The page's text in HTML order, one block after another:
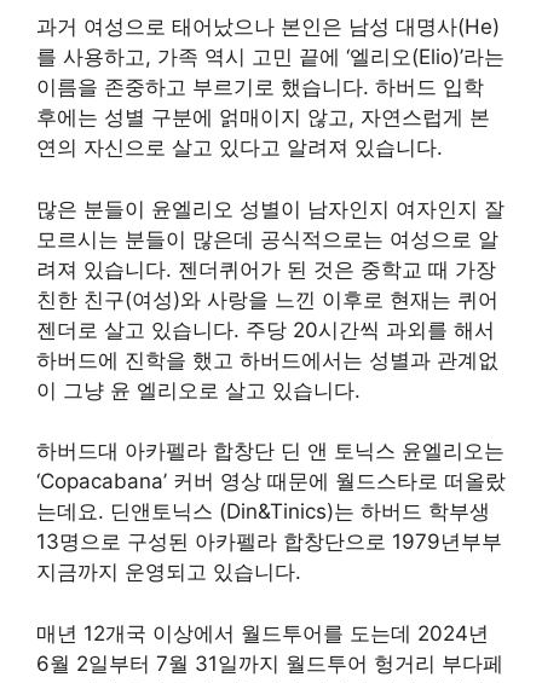
과거 여성으로 태어났으나 본인은 남성 대명사(He)
를 사용하고, 가족 역시 고민 끝에 ‘엘리오(Elio)’라는
이름을 존중하고 부르기로 했습니다. 하버드 입학
후에는 성별 구분에 얽매이지 않고, 자연스럽게 본
연의 자신으로 살고 있다고 알려져 있습니다.
많은 분들이 윤엘리오 성별이 남자인지 여자인지 잘
모르시는 분들이 많은데 공식적으로는 여성으로 알
려져 있습니다. 젠더퀴어가 된 것은 중학교 때 가장
친한 친구(여성)와 사랑을 느낀 이후로 현재는 퀴어
젠더로 살고 있습니다. 주당 20시간씩 과외를 해서
하버드에 진학을 했고 하버드에서는 성별과 관계없
이 그냥 윤 엘리오로 살고 있습니다.
하버드대 아카펠라 합창단 딘 앤 토닉스 윤엘리오는
‘Copacabana’ 커버 영상 때문에 월드스타로 떠올랐
는데요. 딘앤토닉스 (Din&Tinics)는 하버드 학부생
13명으로 구성된 아카펠라 합창단으로 1979년부부
지금까지 운영되고 있습니다.
매년 12개국 이상에서 월드투어를 도는데 2024년
6월 2일부터 7월 31일까지 월드투어 헝거리 부다페